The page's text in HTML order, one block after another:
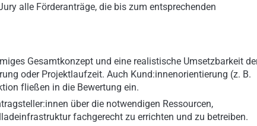
alle Förderanträge, die bis zum entsprechenden
Gesamtkonzept und eine realistische Umsetzbarkeit
oder Projektlaufzeit. Auch Kund:innenorientierung (z. B.
fließen in die Bewertung ein.
über die notwendigen Ressourcen,
fachgerecht zu errichten und zu betreiben.